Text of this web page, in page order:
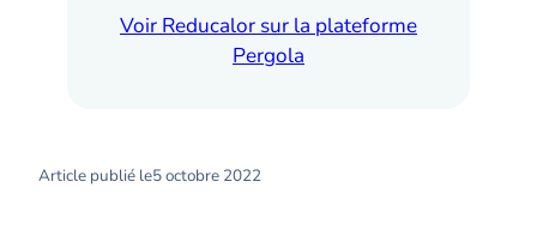
Voir Reducalor sur la plateforme
Pergola
Article publié le5 octobre 2022